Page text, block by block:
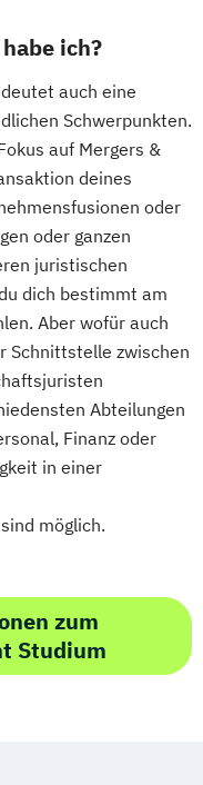
ich?
auch eine
Schwerpunkten.
auf Mergers &
deines
oder
oder ganzen
juristischen
dich bestimmt am
Aber wofür auch
Schnittstelle zwischen
Abteilungen
Finanz oder
in einer
möglich.
zum
Studium